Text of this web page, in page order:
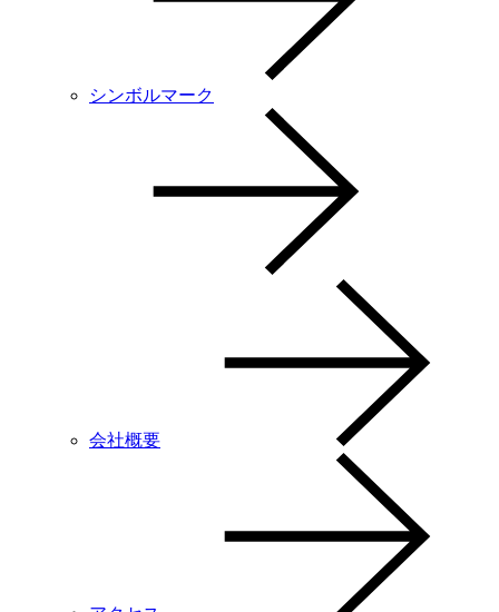
シンボルマーク
会社概要